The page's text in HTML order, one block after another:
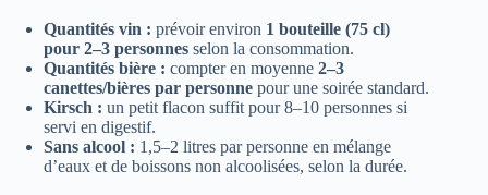
Quantités vin : prévoir environ 1 bouteille (75 cl)
pour 2–3 personnes selon la consommation.
Quantités bière : compter en moyenne 2–3
canettes/bières par personne pour une soirée standard.
Kirsch : un petit flacon suffit pour 8–10 personnes si
servi en digestif.
Sans alcool : 1,5–2 litres par personne en mélange
d’eaux et de boissons non alcoolisées, selon la durée.